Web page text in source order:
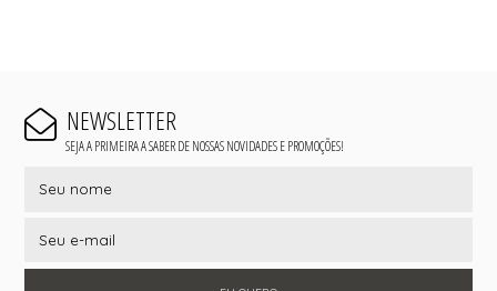
NEWSLETTER
SEJA A PRIMEIRA A SABER DE NOSSAS NOVIDADES E PROMOÇÕES!